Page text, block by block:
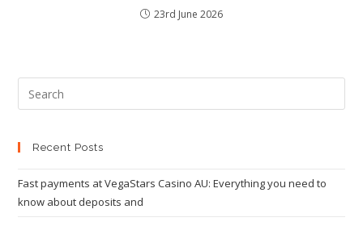
23rd June 2026
Recent Posts
Fast payments at VegaStars Casino AU: Everything you need to
know about deposits and